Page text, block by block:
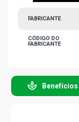
FABRICANTE
CÓDIGO DO
FABRICANTE
Benefícios